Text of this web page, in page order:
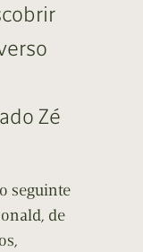
Zé
seguinte
de